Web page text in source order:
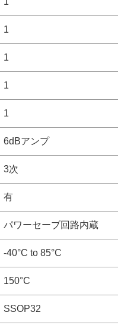
1
1
1
1
6dBアンプ
3次
有
パワーセーブ回路内蔵
-40°C to 85°C
150°C
SSOP32